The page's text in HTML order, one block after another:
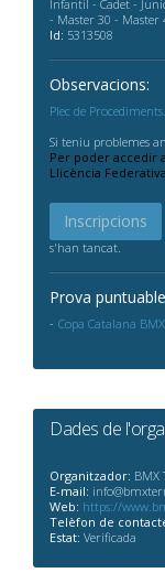
Infantil - Cadet -
- Master 30 - Master
Id: 5313508
Observacions:
Plec de
Si teniu problemes
Per poder accedir
Llicència
Inscripcions
s'han tancat.
Prova
Copa Catalana BMX
Dades de
Organitzador: BMX
E-mail:
Web: https://
Telèfon de
Estat: Verificada